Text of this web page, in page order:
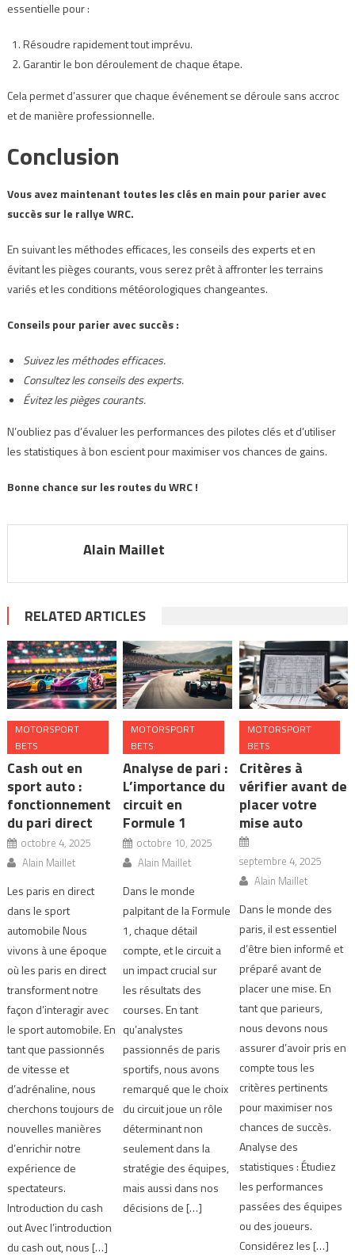
essentielle pour :
Résoudre rapidement tout imprévu.
Garantir le bon déroulement de chaque étape.
Cela permet d’assurer que chaque événement se déroule sans accroc
et de manière professionnelle.
Conclusion
Vous avez maintenant toutes les clés en main pour parier avec
succès sur le rallye WRC.
En suivant les méthodes efficaces, les conseils des experts et en
évitant les pièges courants, vous serez prêt à affronter les terrains
variés et les conditions météorologiques changeantes.
Conseils pour parier avec succès :
Suivez les méthodes efficaces.
Consultez les conseils des experts.
Évitez les pièges courants.
N’oubliez pas d’évaluer les performances des pilotes clés et d’utiliser
les statistiques à bon escient pour maximiser vos chances de gains.
Bonne chance sur les routes du WRC !
Alain Maillet
RELATED ARTICLES
MOTORSPORT
BETS
Cash out en
sport auto :
fonctionnement
du pari direct
octobre 4, 2025
Alain Maillet
Les paris en direct
dans le sport
automobile Nous
vivons à une époque
où les paris en direct
transforment notre
façon d’interagir avec
le sport automobile. En
tant que passionnés
de vitesse et
d’adrénaline, nous
cherchons toujours de
nouvelles manières
d’enrichir notre
expérience de
spectateurs.
Introduction du cash
out Avec l’introduction
du cash out, nous […]
MOTORSPORT
BETS
Analyse de pari :
L’importance du
circuit en
Formule 1
octobre 10, 2025
Alain Maillet
Dans le monde
palpitant de la Formule
1, chaque détail
compte, et le circuit a
un impact crucial sur
les résultats des
courses. En tant
qu’analystes
passionnés de paris
sportifs, nous avons
remarqué que le choix
du circuit joue un rôle
déterminant non
seulement dans la
stratégie des équipes,
mais aussi dans nos
décisions de […]
MOTORSPORT
BETS
Critères à
vérifier avant de
placer votre
mise auto
septembre 4, 2025
Alain Maillet
Dans le monde des
paris, il est essentiel
d’être bien informé et
préparé avant de
placer une mise. En
tant que parieurs,
nous devons nous
assurer d’avoir pris en
compte tous les
critères pertinents
pour maximiser nos
chances de succès.
Analyse des
statistiques : Étudiez
les performances
passées des équipes
ou des joueurs.
Considérez les […]